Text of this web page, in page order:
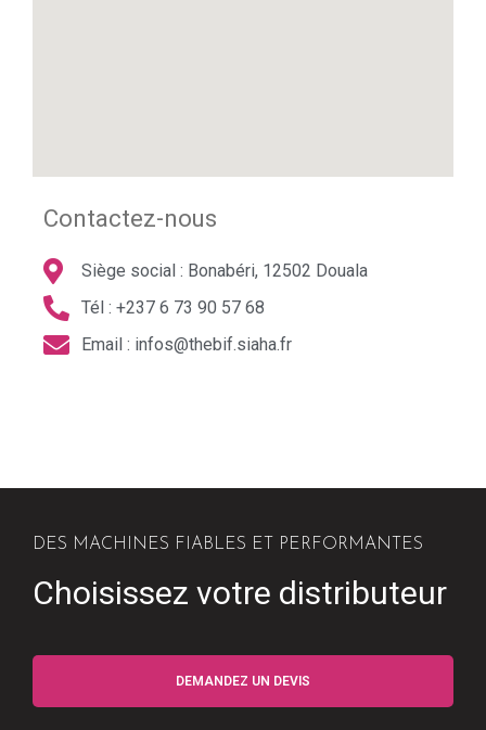
Contactez-nous
Siège social : Bonabéri, 12502 Douala
Tél : +237 6 73 90 57 68
Email : infos@thebif.siaha.fr
DES MACHINES FIABLES ET PERFORMANTES
Choisissez votre distributeur
DEMANDEZ UN DEVIS